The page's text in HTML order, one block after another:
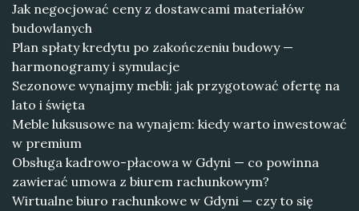
Jak negocjować ceny z dostawcami materiałów
budowlanych
Plan spłaty kredytu po zakończeniu budowy —
harmonogramy i symulacje
Sezonowe wynajmy mebli: jak przygotować ofertę na
lato i święta
Meble luksusowe na wynajem: kiedy warto inwestować
w premium
Obsługa kadrowo-płacowa w Gdyni — co powinna
zawierać umowa z biurem rachunkowym?
Wirtualne biuro rachunkowe w Gdyni — czy to się